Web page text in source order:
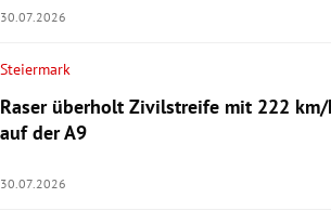
30.07.2026
Steiermark
Raser überholt Zivilstreife mit 222 km/
auf der A9
30.07.2026